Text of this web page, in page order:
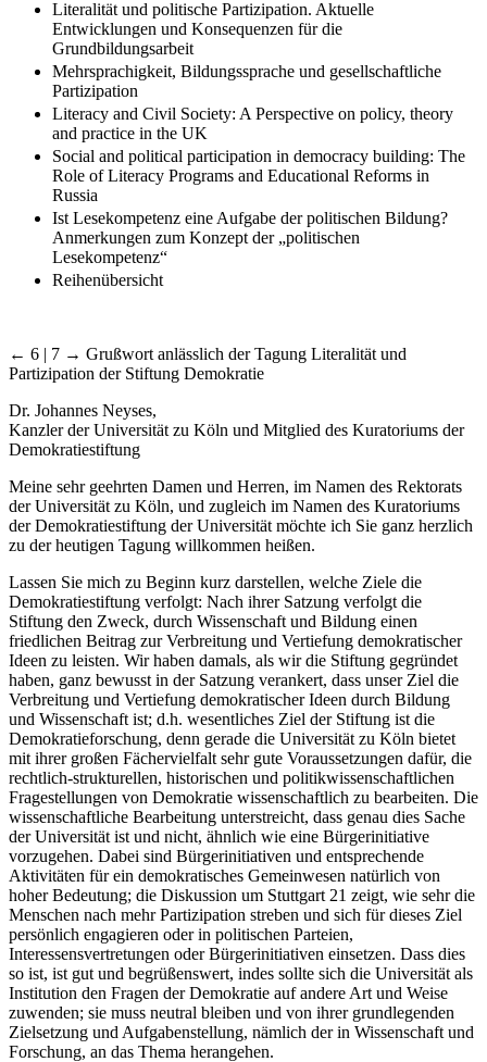
Literalität und politische Partizipation. Aktuelle
Entwicklungen und Konsequenzen für die
Grundbildungsarbeit
Mehrsprachigkeit, Bildungssprache und gesellschaftliche
Partizipation
Literacy and Civil Society: A Perspective on policy, theory
and practice in the UK
Social and political participation in democracy building: The
Role of Literacy Programs and Educational Reforms in
Russia
Ist Lesekompetenz eine Aufgabe der politischen Bildung?
Anmerkungen zum Konzept der „politischen
Lesekompetenz“
Reihenübersicht
← 6 | 7 → Grußwort anlässlich der Tagung Literalität und
Partizipation der Stiftung Demokratie
Dr. Johannes Neyses,
Kanzler der Universität zu Köln und Mitglied des Kuratoriums der
Demokratiestiftung
Meine sehr geehrten Damen und Herren, im Namen des Rektorats
der Universität zu Köln, und zugleich im Namen des Kuratoriums
der Demokratiestiftung der Universität möchte ich Sie ganz herzlich
zu der heutigen Tagung willkommen heißen.
Lassen Sie mich zu Beginn kurz darstellen, welche Ziele die
Demokratiestiftung verfolgt: Nach ihrer Satzung verfolgt die
Stiftung den Zweck, durch Wissenschaft und Bildung einen
friedlichen Beitrag zur Verbreitung und Vertiefung demokratischer
Ideen zu leisten. Wir haben damals, als wir die Stiftung gegründet
haben, ganz bewusst in der Satzung verankert, dass unser Ziel die
Verbreitung und Vertiefung demokratischer Ideen durch Bildung
und Wissenschaft ist; d.h. wesentliches Ziel der Stiftung ist die
Demokratieforschung, denn gerade die Universität zu Köln bietet
mit ihrer großen Fächervielfalt sehr gute Voraussetzungen dafür, die
rechtlich-strukturellen, historischen und politikwissenschaftlichen
Fragestellungen von Demokratie wissenschaftlich zu bearbeiten. Die
wissenschaftliche Bearbeitung unterstreicht, dass genau dies Sache
der Universität ist und nicht, ähnlich wie eine Bürgerinitiative
vorzugehen. Dabei sind Bürgerinitiativen und entsprechende
Aktivitäten für ein demokratisches Gemeinwesen natürlich von
hoher Bedeutung; die Diskussion um Stuttgart 21 zeigt, wie sehr die
Menschen nach mehr Partizipation streben und sich für dieses Ziel
persönlich engagieren oder in politischen Parteien,
Interessensvertretungen oder Bürgerinitiativen einsetzen. Dass dies
so ist, ist gut und begrüßenswert, indes sollte sich die Universität als
Institution den Fragen der Demokratie auf andere Art und Weise
zuwenden; sie muss neutral bleiben und von ihrer grundlegenden
Zielsetzung und Aufgabenstellung, nämlich der in Wissenschaft und
Forschung, an das Thema herangehen.